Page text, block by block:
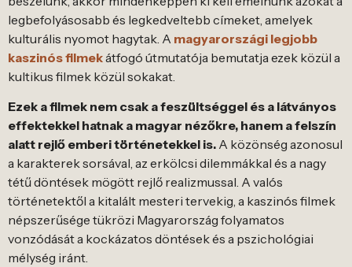
legbefolyásosabb és legkedveltebb címeket, amelyek
kulturális nyomot hagytak. A magyarországi legjobb
kaszinós filmekátfogó útmutatója bemutatja ezek közül a
kultikus filmek közül sokakat.
Ezek a filmek nem csak a feszültséggel és a látványos
effektekkel hatnak a magyar nézőkre, hanem a felszín
alatt rejlő emberi történetekkel is. A közönség azonosul
a karakterek sorsával, az erkölcsi dilemmákkal és a nagy
tétű döntések mögött rejlő realizmussal. A valós
történetektől a kitalált mesteri tervekig, a kaszinós filmek
népszerűsége tükrözi Magyarország folyamatos
vonzódását a kockázatos döntések és a pszichológiai
mélység iránt.